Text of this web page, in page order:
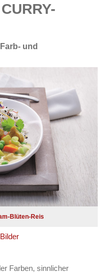
und
Blüten-Reis
Farben, sinnlicher